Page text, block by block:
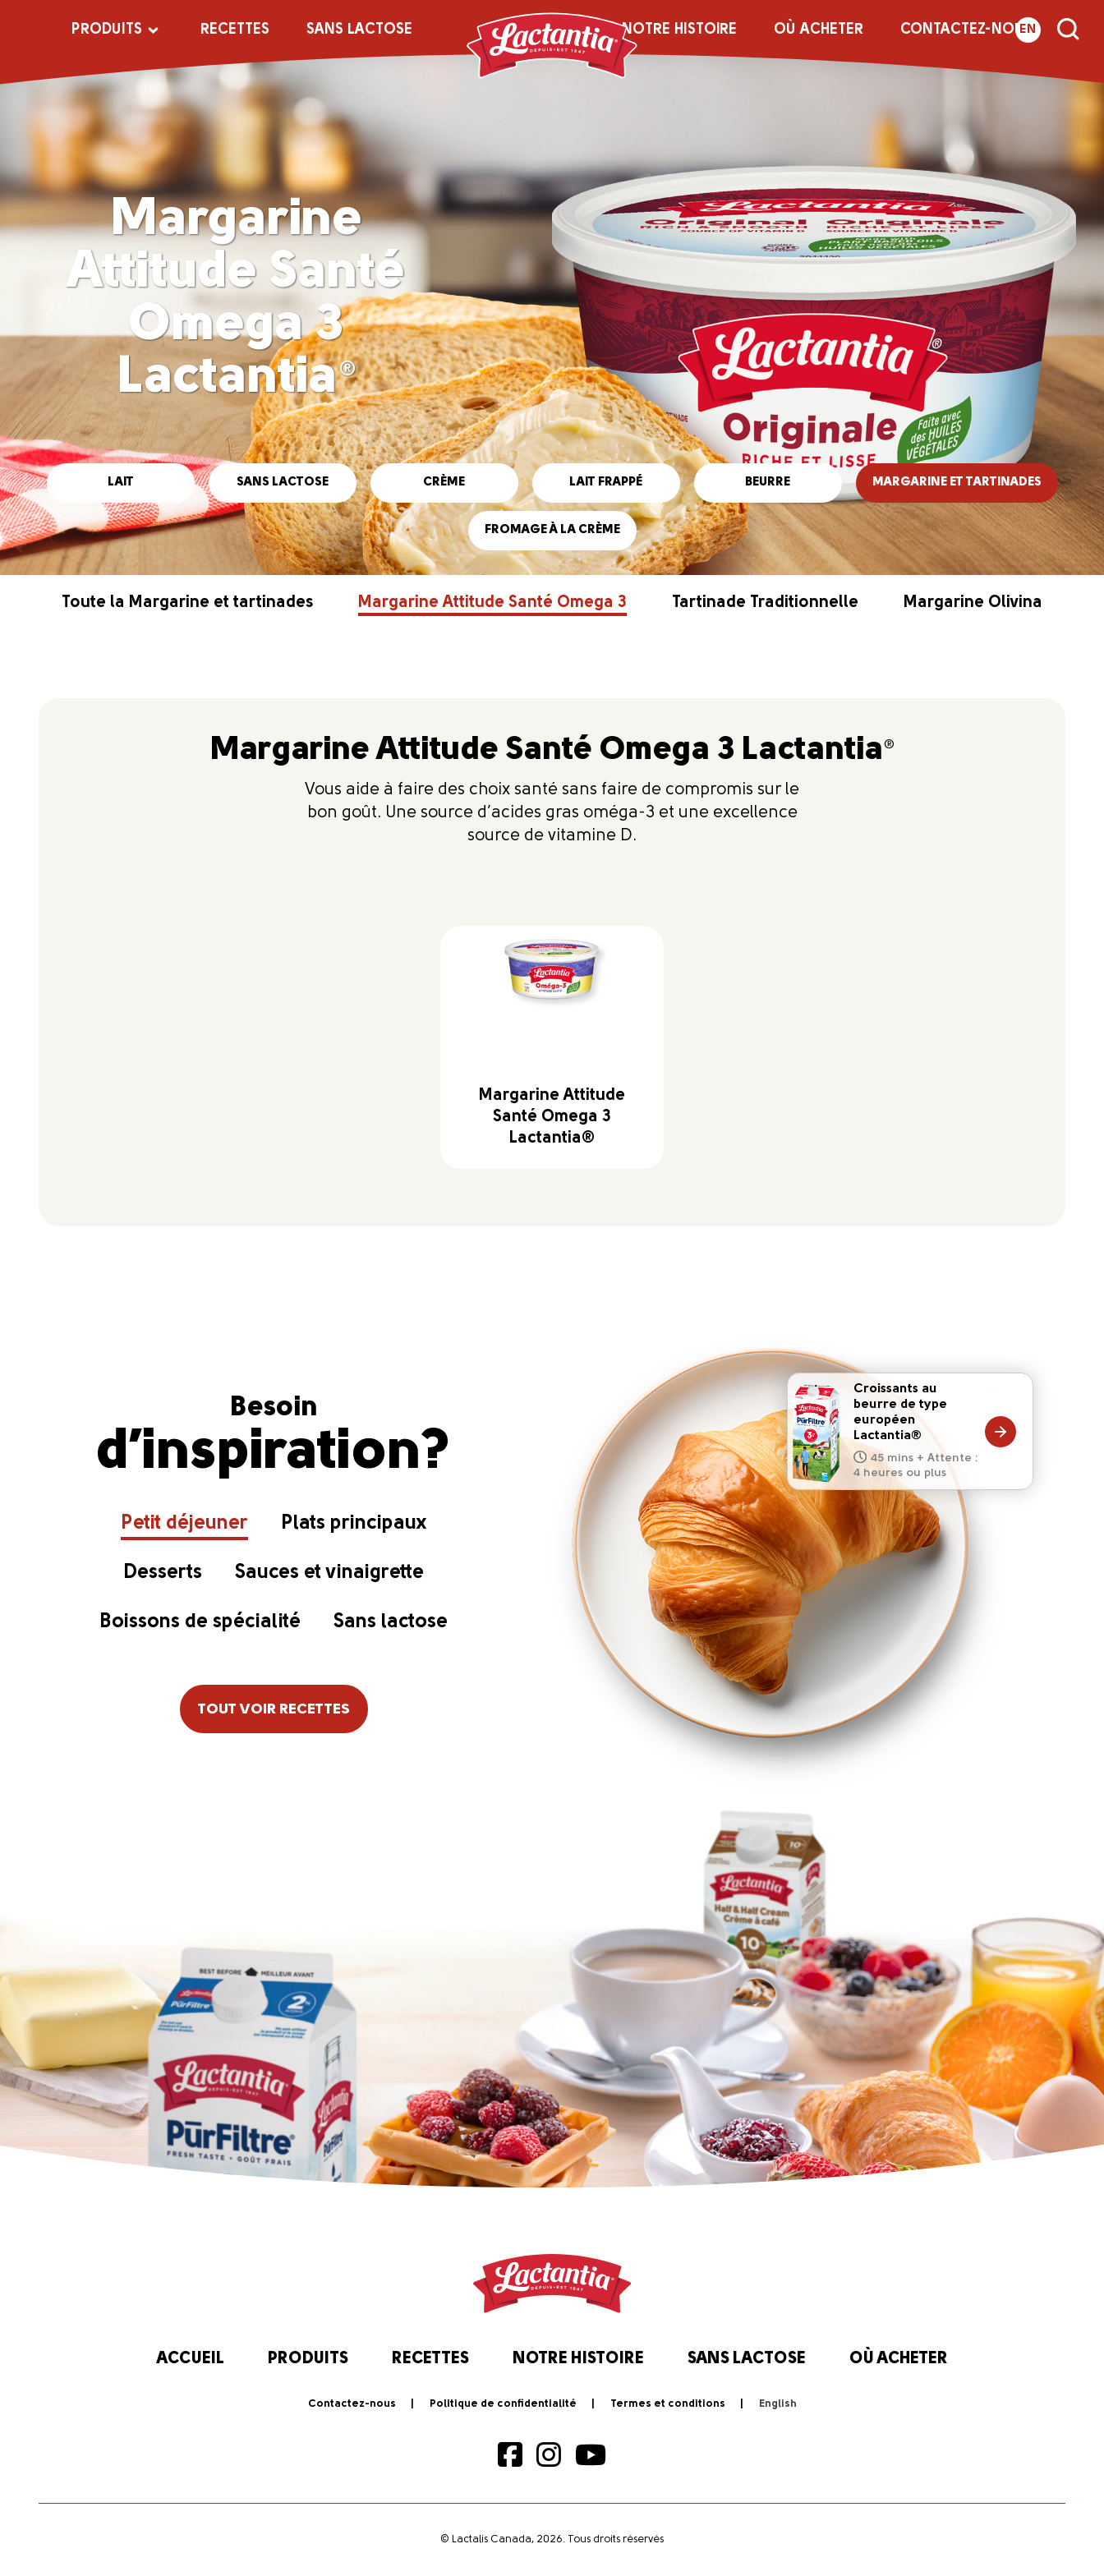
PRODUITS RECETTES SANS LACTOSE NOTRE HISTOIRE OÙ ACHETER CONTACTEZ-NOUS
EN
Margarine
Attitude Santé
Omega 3
Lactantia®
LAIT SANS LACTOSE CRÈME LAIT FRAPPÉ BEURRE MARGARINE ET TARTINADES
FROMAGE À LA CRÈME
Toute la Margarine et tartinades Margarine Attitude Santé Omega 3 Tartinade Traditionnelle Margarine Olivina
Margarine Attitude Santé Omega 3 Lactantia®
Vous aide à faire des choix santé sans faire de compromis sur le
bon goût. Une source d’acides gras oméga-3 et une excellence
source de vitamine D.
Margarine Attitude
Santé Omega 3
Lactantia®
Besoin
d’inspiration?
Petit déjeuner Plats principaux
Desserts Sauces et vinaigrette
Boissons de spécialité Sans lactose
TOUT VOIR RECETTES
Croissants au
beurre de type
européen
Lactantia®
45 mins + Attente :
4 heures ou plus
10 mins
20 mins
15 mins
5 mins
10 mins
ACCUEIL PRODUITS RECETTES NOTRE HISTOIRE SANS LACTOSE OÙ ACHETER
Contactez-nous Politique de confidentialité Termes et conditions
© Lactalis Canada, 2026. Tous droits réservés